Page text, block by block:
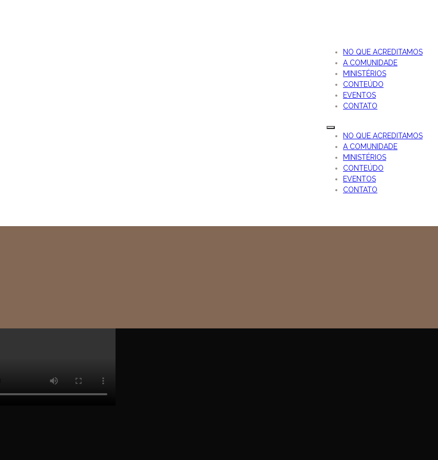
NO QUE ACREDITAMOS
A COMUNIDADE
MINISTÉRIOS
CONTEÚDO
EVENTOS
CONTATO
NO QUE ACREDITAMOS
A COMUNIDADE
MINISTÉRIOS
CONTEÚDO
EVENTOS
CONTATO